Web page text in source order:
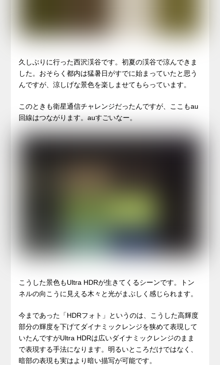
久しぶりに行った西沢渓谷です。初夏の渓谷で涼んできま
した。おそらく都内は猛暑日がすでに始まっていたと思う
んですが、涼しげな景色を楽しませてもらっています。
このときも衛星通信チャレンジだったんですが、ここもau
回線はつながります。auすごいなー。
こうした景色もUltra HDRが生きてくるシーンです。トン
ネルの向こうに見える木々と光がまぶしく感じられます。
今まであった「HDRフォト」というのは、こうした高輝度
部分の輝度を下げてダイナミックレンジを狭めて表現して
いたんですがUltra HDRは広いダイナミックレンジのまま
で表現する手法になります。明るいところだけではなく、
暗部の表現も実はより暗い描写が可能です。